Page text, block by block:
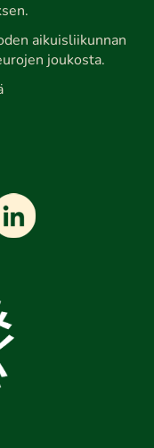
aikuisliikunnan
joukosta.